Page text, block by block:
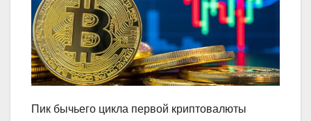
Пик бычьего цикла первой криптовалюты